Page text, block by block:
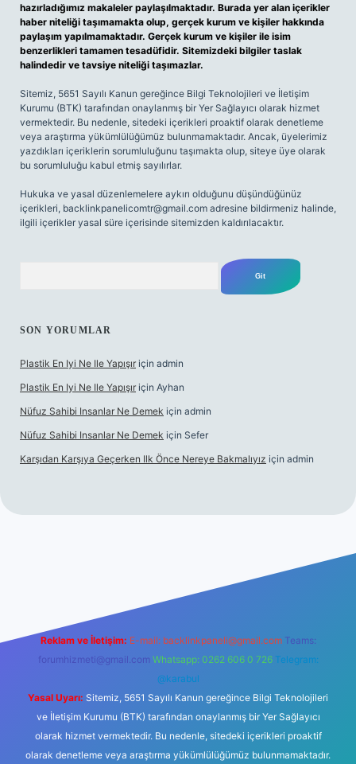
hazırladığımız makaleler paylaşılmaktadır. Burada yer alan içerikler
haber niteliği taşımamakta olup, gerçek kurum ve kişiler hakkında
paylaşım yapılmamaktadır. Gerçek kurum ve kişiler ile isim
benzerlikleri tamamen tesadüfidir. Sitemizdeki bilgiler taslak
halindedir ve tavsiye niteliği taşımazlar.
Sitemiz, 5651 Sayılı Kanun gereğince Bilgi Teknolojileri ve İletişim
Kurumu (BTK) tarafından onaylanmış bir Yer Sağlayıcı olarak hizmet
vermektedir. Bu nedenle, sitedeki içerikleri proaktif olarak denetleme
veya araştırma yükümlülüğümüz bulunmamaktadır. Ancak, üyelerimiz
yazdıkları içeriklerin sorumluluğunu taşımakta olup, siteye üye olarak
bu sorumluluğu kabul etmiş sayılırlar.
Hukuka ve yasal düzenlemelere aykırı olduğunu düşündüğünüz
içerikleri, backlinkpanelicomtr@gmail.com adresine bildirmeniz halinde,
ilgili içerikler yasal süre içerisinde sitemizden kaldırılacaktır.
SON YORUMLAR
Plastik En Iyi Ne Ile Yapışır için admin
Plastik En Iyi Ne Ile Yapışır için Ayhan
Nüfuz Sahibi Insanlar Ne Demek için admin
Nüfuz Sahibi Insanlar Ne Demek için Sefer
Karşıdan Karşıya Geçerken Ilk Önce Nereye Bakmalıyız için admin
Reklam ve İletişim: E-mail: backlinkpaneli@gmail.com Teams:
forumhizmeti@gmail.com Whatsapp: 0262 606 0 726 Telegram:
@karabul
Yasal Uyarı: Sitemiz, 5651 Sayılı Kanun gereğince Bilgi Teknolojileri
ve İletişim Kurumu (BTK) tarafından onaylanmış bir Yer Sağlayıcı
olarak hizmet vermektedir. Bu nedenle, sitedeki içerikleri proaktif
olarak denetleme veya araştırma yükümlülüğümüz bulunmamaktadır.